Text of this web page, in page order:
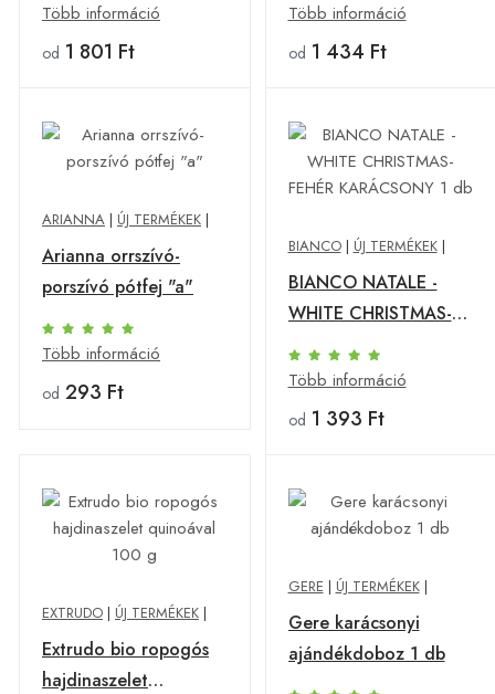
Több információ
od 1 801 Ft
Több információ
od 1 434 Ft
ARIANNA | ÚJ TERMÉKEK |
Arianna orrszívó-
porszívó pótfej "a"
Több információ
od 293 Ft
BIANCO| ÚJ TERMÉKEK|
BIANCO NATALE -
WHITE CHRISTMAS-
FEHÉR KARÁCSONY 1
db
Több információ
od 1 393 Ft
EXTRUDO | ÚJ TERMÉKEK |
Extrudo bio ropogós
hajdinaszelet
GERE | ÚJ TERMÉKEK|
Gere karácsonyi
ajándékdoboz 1 db